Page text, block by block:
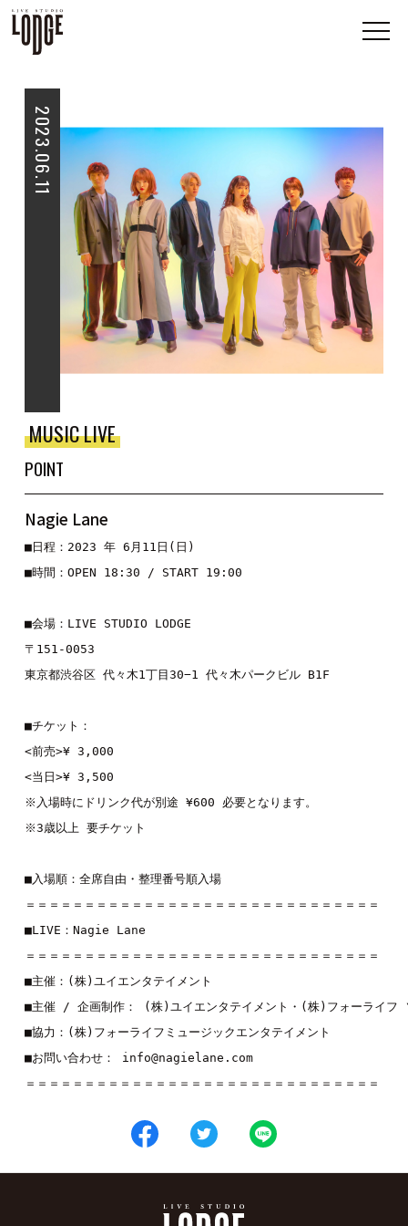
2023.06.11
MUSIC LIVE
POINT
Nagie Lane
■日程：2023 年 6月11日(日)
■時間：OPEN 18:30 / START 19:00
■会場：LIVE STUDIO LODGE
〒151-0053
東京都渋谷区 代々木1丁目30−1 代々木パークビル B1F
■チケット：
<前売>¥ 3,000
<当日>¥ 3,500
※入場時にドリンク代が別途 ¥600 必要となります。
■入場順：全席自由・整理番号順入場
＝＝＝＝＝＝＝＝＝＝＝＝＝＝＝＝＝＝＝＝＝＝＝＝＝＝＝＝＝＝
■LIVE： Nagie Lane
＝＝＝＝＝＝＝＝＝＝＝＝＝＝＝＝＝＝＝＝＝＝＝＝＝＝＝＝＝＝
■主催：(株)ユイエンタテイメント
■主催 / 企画制作： (株)ユイエンタテイメント・(株)フォーライフ
■協力：(株)フォーライフミュージックエンタテイメント
■お問い合わせ： info@nagielane.com
＝＝＝＝＝＝＝＝＝＝＝＝＝＝＝＝＝＝＝＝＝＝＝＝＝＝＝＝＝＝